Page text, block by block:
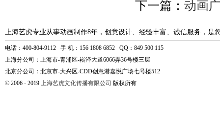
下一篇： 动画
上海艺虎专业从事动画制作8年，创意设计、经验丰富、诚信服务，是
电话：400-804-9112 手 机：156 1808 6852 QQ：849 500 115
上海分公司：上海市-青浦区-崧泽大道6066弄36号楼三层
北京分公司：北京市-大兴区-CDD创意港嘉悦广场七号楼512
© 2006 - 2019 上海艺虎文化传播有限公司 版权所有